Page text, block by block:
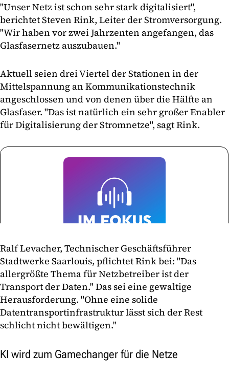
"Unser Netz ist schon sehr stark digitalisiert",
berichtet Steven Rink, Leiter der Stromversorgung.
"Wir haben vor zwei Jahrzenten angefangen, das
Glasfasernetz auszubauen."
Aktuell seien drei Viertel der Stationen in der
Mittelspannung an Kommunikationstechnik
angeschlossen und von denen über die Hälfte an
Glasfaser. "Das ist natürlich ein sehr großer Enabler
für Digitalisierung der Stromnetze", sagt Rink.
Ralf Levacher, Technischer Geschäftsführer
Stadtwerke Saarlouis, pflichtet Rink bei: "Das
allergrößte Thema für Netzbetreiber ist der
Transport der Daten." Das sei eine gewaltige
Herausforderung. "Ohne eine solide
Datentransportinfrastruktur lässt sich der Rest
schlicht nicht bewältigen."
KI wird zum Gamechanger für die Netze